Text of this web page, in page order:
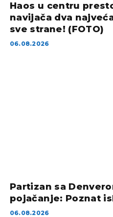
Haos u centru
navijača dva
sve strane! (FOTO)
06.08.2026
Partizan sa
pojačanje: Poznat
06.08.2026